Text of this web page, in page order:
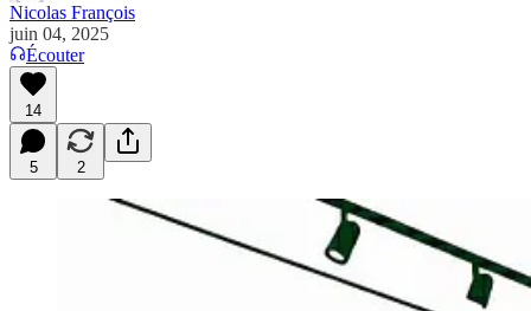
Nicolas François
juin 04, 2025
Écouter
14
5 2